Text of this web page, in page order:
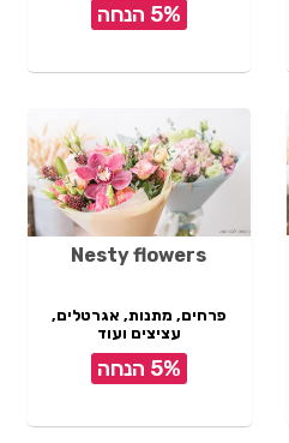
5% הנחה
Nesty flowers
פרחים, מתנות, אגרטלים,
עציצים ועוד
5% הנחה